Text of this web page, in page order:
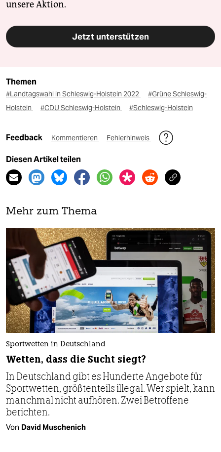
unsere Aktion.
Jetzt unterstützen
Themen
#Landtagswahl in Schleswig-Holstein 2022
#Grüne Schleswig-
Holstein
#CDU Schleswig-Holstein #Schleswig-Holstein
Feedback Kommentieren Fehlerhinweis
Diesen Artikel teilen
Mehr zum Thema
Sportwetten in Deutschland
Wetten, dass die Sucht siegt?
In Deutschland gibt es Hunderte Angebote für
Sportwetten, größtenteils illegal. Wer spielt, kann
manchmal nicht aufhören. Zwei Betroffene
berichten.
Von David Muschenich